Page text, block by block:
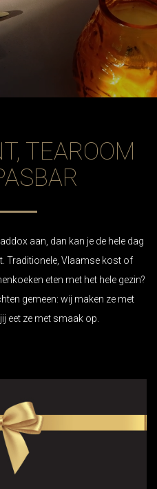
TEAROOM
aan, dan kan je de hele dag
Traditionele, Vlaamse kost of
eten met het hele gezin?
gemeen: wij maken ze met
eet ze met smaak op.